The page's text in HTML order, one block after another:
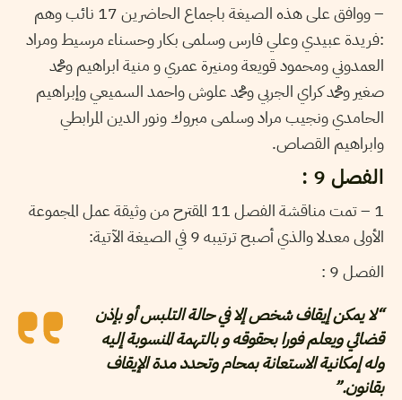
– ووافق على هذه الصيغة باجماع الحاضرين 17 نائب وهم
:فريدة عبيدي وعلي فارس وسلمى بكار وحسناء مرسيط ومراد
العمدوني ومحمود قويعة ومنيرة عمري و منية ابراهيم ومحمد
صغير ومحمد كراي الجربي ومحمد علوش واحمد السميعي وإبراهيم
الحامدي ونجيب مراد وسلمى مبروك ونور الدين المرابطي
وابراهيم القصاص.
الفصل 9 :
1 – تمت مناقشة الفصل 11 المقترح من وثيقة عمل المجموعة
الأولى معدلا والذي أصبح ترتيبه 9 في الصيغة الآتية:
الفصل 9 :
“لا يمكن إيقاف شخص إلا في حالة التلبس أو بإذن
قضائي ويعلم فورا بحقوقه و بالتهمة المنسوبة إليه
وله إمكانية الاستعانة بمحام وتحدد مدة الإيقاف
بقانون.”